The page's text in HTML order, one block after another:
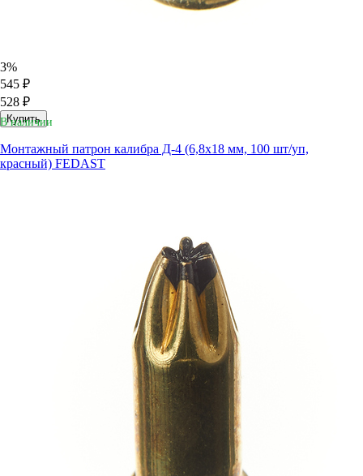
3%
545 ₽
528 ₽
Купить
В наличии
Монтажный патрон калибра Д-4 (6,8х18 мм, 100 шт/уп,
красный) FEDAST